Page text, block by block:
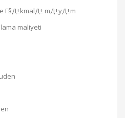
Г§Д±kmalД± mД±yД±m
maliyeti